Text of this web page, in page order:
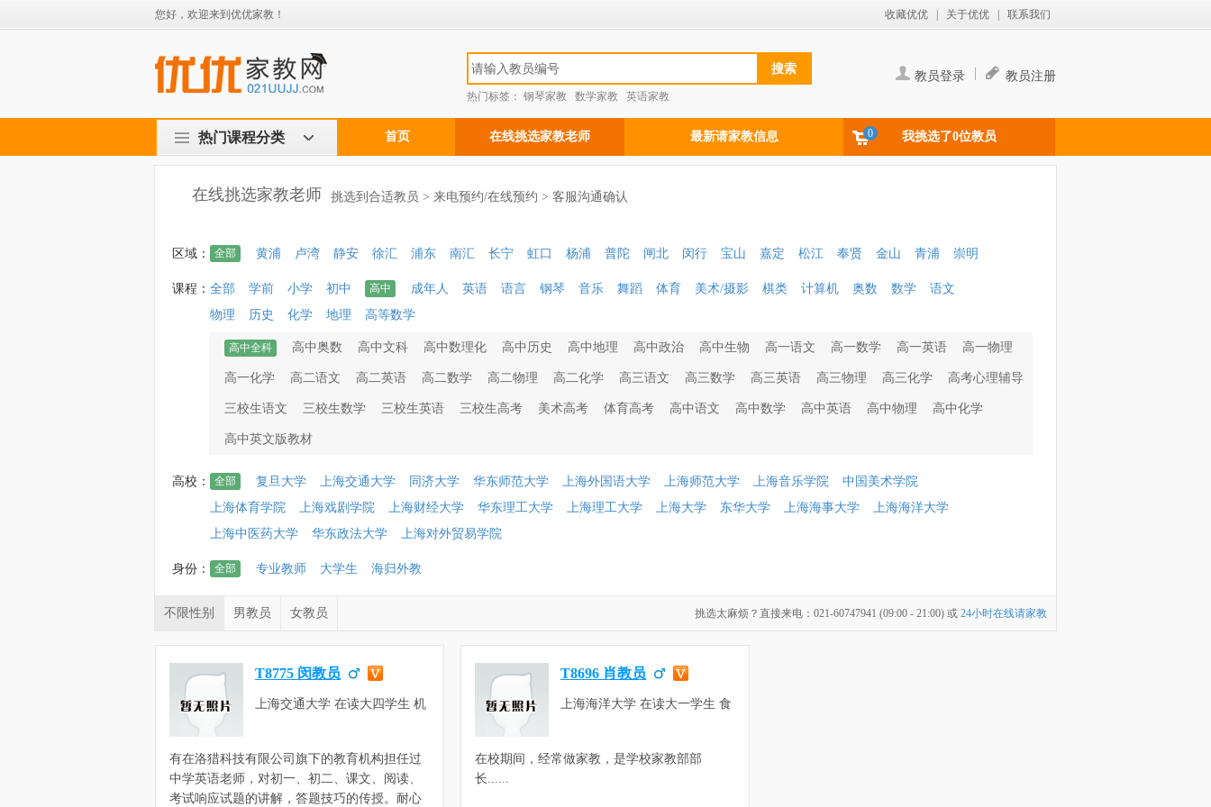
您好，欢迎来到优优家教！ 收藏优优 关于优优 联系我们
热门标签： 钢琴家教 数学家教 英语家教
教员登录 | 教员注册
热门课程分类 首页 在线挑选家教老师 最新请家教信息 0 我挑选了0位教员
在线挑选家教老师 挑选到合适教员 > 来电预约/在线预约 > 客服沟通确认
区域： 全部 黄浦 卢湾 静安 徐汇 浦东 南汇 长宁 虹口 杨浦 普陀 闸北 闵行 宝山 嘉定 松江 奉贤 金山 青浦 崇明
课程： 全部 学前 小学 初中 高中 成年人 英语 语言 钢琴 音乐 舞蹈 体育 美术/摄影 棋类 计算机 奥数 数学
语文
物理
历史 化学 地理 高等数学
高中全科 高中奥数 高中文科 高中数理化 高中历史 高中地理 高中政治 高中生物 高一语文 高一数学 高一英语 高一物理
高一化学 高二语文 高二英语 高二数学 高二物理 高二化学 高三语文 高三数学 高三英语 高三物理 高三化学 高考心理辅导
三校生语文 三校生数学 三校生英语 三校生高考 美术高考 体育高考 高中语文 高中数学 高中英语 高中物理 高中化学
高中英文版教材
高校： 全部 复旦大学 上海交通大学 同济大学 华东师范大学 上海外国语大学 上海师范大学 上海音乐学院
中国美术学院
上海体育学院
上海戏剧学院 上海财经大学 华东理工大学 上海理工大学 上海大学 东华大学 上海海事大学
上海海洋大学
上海中医药大学
华东政法大学 上海对外贸易学院
身份： 全部 专业教师 大学生 海归外教
不限性别 男教员 女教员 挑选太麻烦？直接来电：021-60747941 (09:00 - 21:00) 或 24小时在线请家教
T8775 闵教员
上海交通大学 在读大四学生 机
有在洛猎科技有限公司旗下的教育机构担任过
中学英语老师，对初一、初二、课文、阅读、
考试响应试题的讲解，答题技巧的传授。耐心
T8696 肖教员
上海海洋大学 在读大一学生 食
在校期间，经常做家教，是学校家教部部
长......